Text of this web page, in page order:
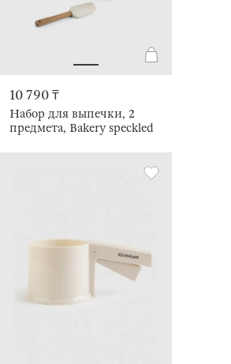
10 790 ₸
Набор для выпечки, 2
предмета, Bakery speckled